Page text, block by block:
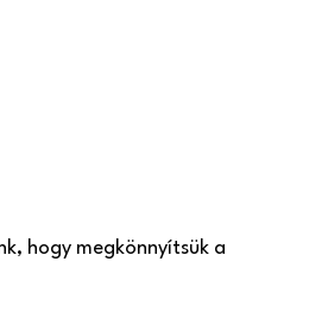
hogy megkönnyítsük a